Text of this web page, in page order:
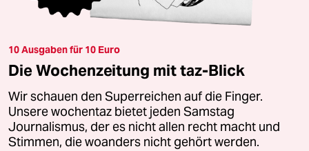
10 Ausgaben für 10 Euro
Die Wochenzeitung mit taz-Blick
Wir schauen den Superreichen auf die Finger.
Unsere wochentaz bietet jeden Samstag
Journalismus, der es nicht allen recht macht und
Stimmen, die woanders nicht gehört werden.